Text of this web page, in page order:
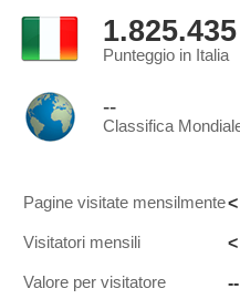
1.825.435
Punteggio in Italia
--
Classifica
Pagine visitate mensilmente
Visitatori mensili
Valore per visitatore --